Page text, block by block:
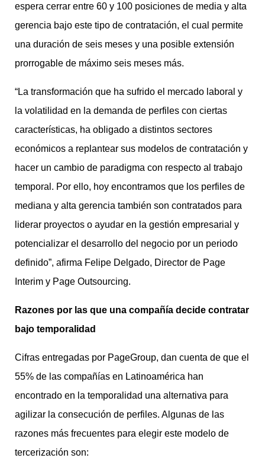
espera cerrar entre 60 y 100 posiciones de media y alta
gerencia bajo este tipo de contratación, el cual permite
una duración de seis meses y una posible extensión
prorrogable de máximo seis meses más.
“La transformación que ha sufrido el mercado laboral y
la volatilidad en la demanda de perfiles con ciertas
características, ha obligado a distintos sectores
económicos a replantear sus modelos de contratación y
hacer un cambio de paradigma con respecto al trabajo
temporal. Por ello, hoy encontramos que los perfiles de
mediana y alta gerencia también son contratados para
liderar proyectos o ayudar en la gestión empresarial y
potencializar el desarrollo del negocio por un periodo
definido”, afirma Felipe Delgado, Director de Page
Interim y Page Outsourcing.
Razones por las que una compañía decide contratar
bajo temporalidad
Cifras entregadas por PageGroup, dan cuenta de que el
55% de las compañías en Latinoamérica han
encontrado en la temporalidad una alternativa para
agilizar la consecución de perfiles. Algunas de las
razones más frecuentes para elegir este modelo de
tercerización son: